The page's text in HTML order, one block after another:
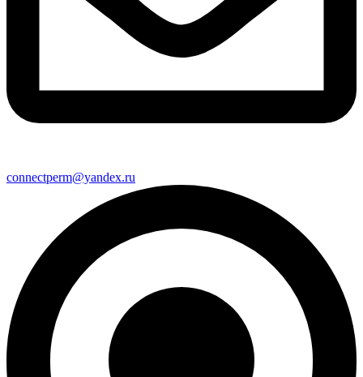
connectperm@yandex.ru